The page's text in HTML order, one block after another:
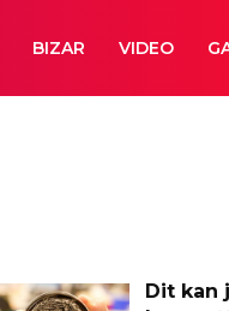
BIZAR VIDEO
Dit kan